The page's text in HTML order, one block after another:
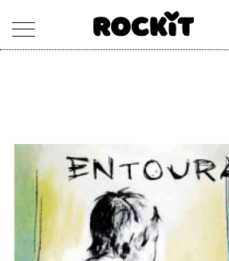
CONCERTI
SHOP
RADIO